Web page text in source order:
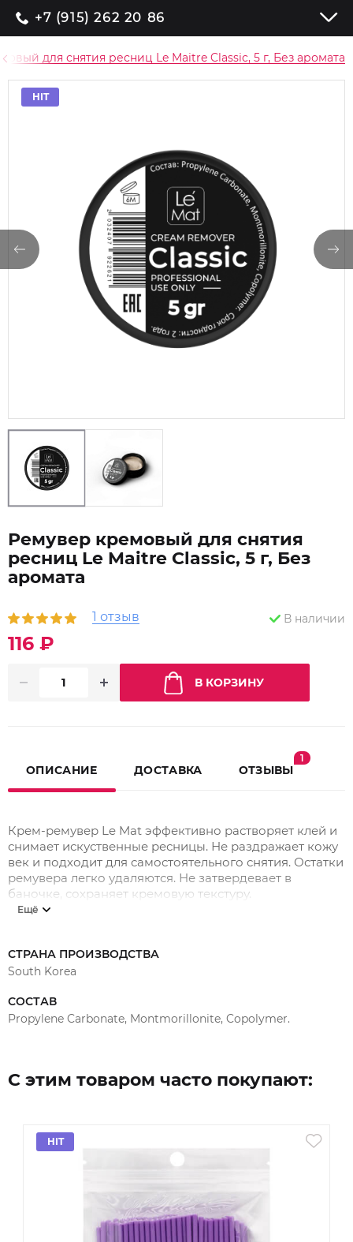
+7 (915) 262 20 86
для снятия ресниц Le Maitre Classic, 5 г, Без аромата
HIT
1 отзыв В наличии
Ремувер кремовый для снятия
ресниц Le Maitre Classic, 5 г, Без
аромата
116 ₽
В КОРЗИНУ
ОПИСАНИЕ ДОСТАВКА ОТЗЫВЫ
1
Крем-ремувер Le Mat эффективно растворяет клей и
снимает искуственные ресницы. Не раздражает кожу
век и подходит для самостоятельного снятия. Остатки
ремувера легко удаляются. Не затвердевает в
баночке, сохраняет кремовую текстуру.
Время экспозиции 3-5 мин.
Ещё
СТРАНА ПРОИЗВОДСТВА
South Korea
СОСТАВ
Propylene Carbonate, Montmorillonite, Copolymer.
С этим товаром часто покупают:
HIT